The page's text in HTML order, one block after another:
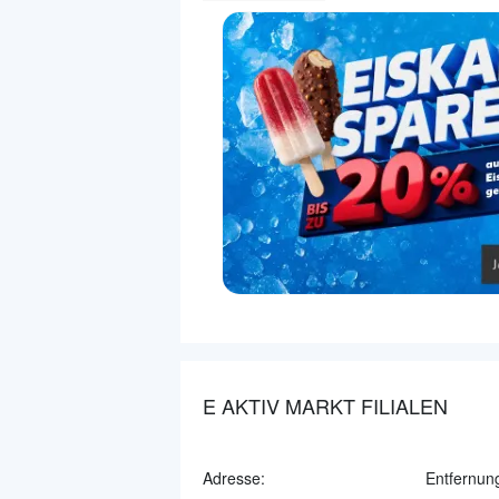
E AKTIV MARKT FILIALEN
Adresse: